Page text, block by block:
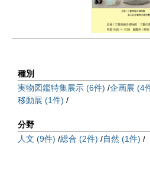
種別
実物図鑑特集展示 (6件) 企画展 (4
移動展 (1件)
分野
人文 (9件) 総合 (2件) 自然 (1件)